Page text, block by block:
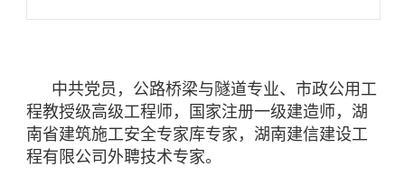
中共党员，公路桥梁与隧道专业、市政公用工
程教授级高级工程师，国家注册一级建造师，湖
南省建筑施工安全专家库专家，湖南建信建设工
程有限公司外聘技术专家。